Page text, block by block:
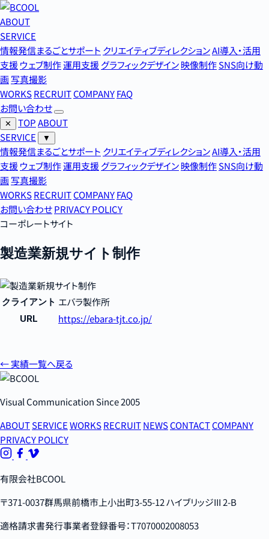
ABOUT
SERVICE
情報発信まるごとサポート クリエイティブディレクションAI導入・活用
支援ウェブ制作運用支援グラフィックデザイン映像制作SNS向け動
画写真撮影
WORKSRECRUITCOMPANYFAQ
お問い合わせ
✕ TOPABOUT
SERVICE
▼
情報発信まるごとサポート クリエイティブディレクションAI導入・活用
支援ウェブ制作運用支援グラフィックデザイン映像制作SNS向け動
画写真撮影
WORKSRECRUITCOMPANYFAQ
お問い合わせPRIVACY POLICY
コーポレートサイト
製造業新規サイト制作
クライアント エバラ製作所
URL https://ebara-tjt.co.jp/
← 実績一覧へ戻る
Visual Communication Since 2005
ABOUTSERVICEWORKSRECRUITNEWSCONTACTCOMPANY
PRIVACY POLICY
有限会社BCOOL
〒371-0037群馬県前橋市上小出町3-55-12 ハイブリッジIII 2-B
適格請求書発行事業者登録番号：T7070002008053